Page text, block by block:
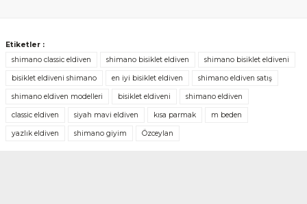
Etiketler :
shimano classic eldiven
shimano bisiklet eldiven shimano bisiklet eldiveni
bisiklet eldiveni shimano en iyi bisiklet eldiven shimano eldiven satış
shimano eldiven modelleri bisiklet eldiveni shimano eldiven
classic eldiven siyah mavi eldiven kısa parmak m beden
yazlık eldiven shimano giyim Özceylan